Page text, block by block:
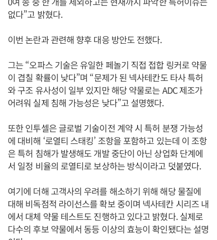
없다”고 밝혔다.
이번 논란과 관련해 향후 대응 방안도 전했다.
그는 “오파스 기술은 유일한 페놀기 직접 접합 링커로 약물
이 겹칠 확률이 낮다”며 “문제가 된 넥사테칸도 타사 특허
와 구조 유사성이 일부 있지만 해당 약물로는 ADC 제조가
어려워 실제 침해 가능성은 낮다”고 설명했다.
또한 인투셀은 글로벌 기술이전 계약 시 특허 분쟁 가능성
에 대비해 ‘로열티 스태킹’ 조항을 포함하고 있는데 이 조항
은 특허 침해가 발생해도 개발 중단이 아닌 상업화 단계에
서 일정 비율의 로열티로 보상하는 방식이라고 덧붙였다.
여기에 더해 고객사의 우려를 해소하기 위해 해당 물질에
대해 비독점적 라이선스를 확보 중이며 넥사테칸 시리즈 내
에서 대체 약물 테스트도 진행하고 있다고 밝혔다. 실제로
다수의 후보 약물에서 동등 이상의 효능이 확인됐다는 설명